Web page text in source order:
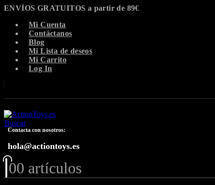
ENVÍOS GRATUITOS a partir de 89€
Mi Cuenta
Contáctanos
Blog
Mi Lista de deseos
Mi Carrito
Log In
Buscar
Contacta con nosotros:
hola@actiontoys.es
00 artículos